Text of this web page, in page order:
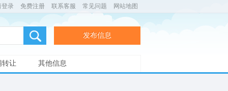
登录 免费注册 联系客服 常见问题 网站地图
发布信息
转让 其他信息